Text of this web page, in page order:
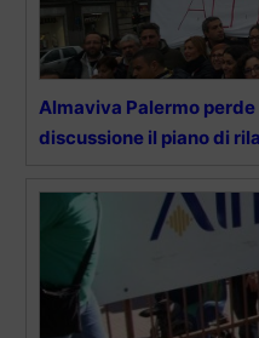
Almaviva Palermo
discussione il piano di